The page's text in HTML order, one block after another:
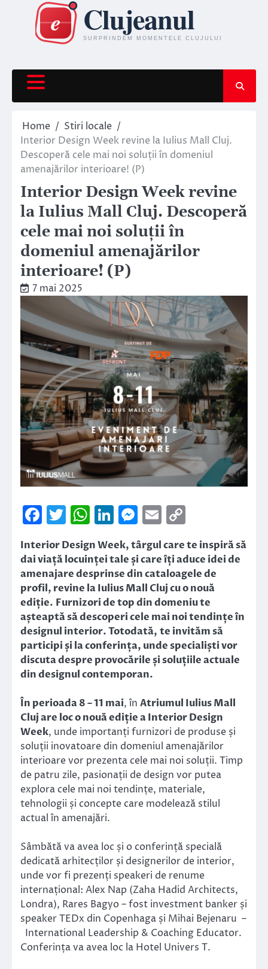
content
Home
Stiri locale
Interior Design Week revine la Iulius Mall Cluj.
Descoperă cele mai noi soluții în domeniul
amenajărilor interioare! (P)
Interior Design Week revine
la Iulius Mall Cluj. Descoperă
cele mai noi soluții în
domeniul amenajărilor
interioare! (P)
7 mai 2025
Facebook
Twitter
WhatsApp
LinkedIn
Messenger
Email
Link
Interior Design Week, târgul care te inspiră să
dai viață locuinței tale și care îți aduce idei de
amenajare desprinse din cataloagele de
profil, revine la Iulius Mall Cluj cu o nouă
ediție. Furnizori de top din domeniu te
așteaptă să descoperi cele mai noi tendințe în
designul interior. Totodată, te invităm să
participi și la conferința, unde specialiști vor
discuta despre provocările și soluțiile actuale
din designul contemporan.
În perioada 8 – 11 mai, în Atriumul Iulius Mall
Cluj are loc o nouă ediție a Interior Design
Week, unde importanți furnizori de produse și
soluții inovatoare din domeniul amenajărilor
interioare vor prezenta cele mai noi soluții. Timp
de patru zile, pasionații de design vor putea
explora cele mai noi tendințe, materiale,
tehnologii și concepte care modelează stilul
actual în amenajări.
Sâmbătă va avea loc și o conferință specială
dedicată arhitecților și designerilor de interior,
unde vor fi prezenți speakeri de renume
internațional: Alex Nap (Zaha Hadid Architects,
Londra), Rares Bagyo – fost investment banker și
speaker TEDx din Copenhaga și Mihai Bejenaru –
International Leadership & Coaching Educator.
Conferința va avea loc la Hotel Univers T.